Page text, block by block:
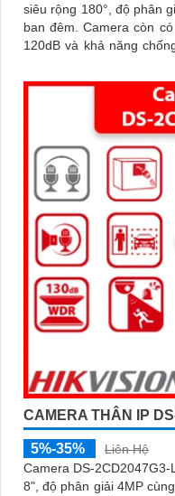
siêu rộng 180°, độ phân
ban đêm. Camera còn có mic, loa đàm thoại, khe thẻ nhớ 512GB, WDR
120dB và khả năng
CAMERA THÂN IP
5%-35%
Liên Hệ
Camera DS-
8", độ phân giải 4MP cùng công nghệ